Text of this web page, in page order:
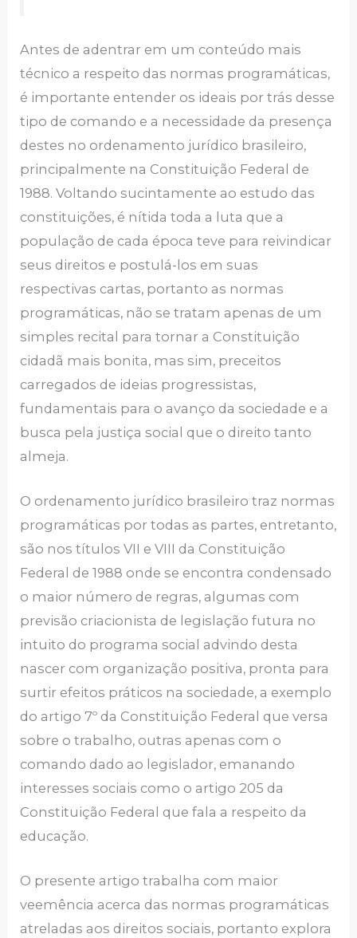
Antes de adentrar em um conteúdo mais
técnico a respeito das normas programáticas,
é importante entender os ideais por trás desse
tipo de comando e a necessidade da presença
destes no ordenamento jurídico brasileiro,
principalmente na Constituição Federal de
1988. Voltando sucintamente ao estudo das
constituições, é nítida toda a luta que a
população de cada época teve para reivindicar
seus direitos e postulá-los em suas
respectivas cartas, portanto as normas
programáticas, não se tratam apenas de um
simples recital para tornar a Constituição
cidadã mais bonita, mas sim, preceitos
carregados de ideias progressistas,
fundamentais para o avanço da sociedade e a
busca pela justiça social que o direito tanto
almeja.
O ordenamento jurídico brasileiro traz normas
programáticas por todas as partes, entretanto,
são nos títulos VII e VIII da Constituição
Federal de 1988 onde se encontra condensado
o maior número de regras, algumas com
previsão criacionista de legislação futura no
intuito do programa social advindo desta
nascer com organização positiva, pronta para
surtir efeitos práticos na sociedade, a exemplo
do artigo 7º da Constituição Federal que versa
sobre o trabalho, outras apenas com o
comando dado ao legislador, emanando
interesses sociais como o artigo 205 da
Constituição Federal que fala a respeito da
educação.
O presente artigo trabalha com maior
veemência acerca das normas programáticas
atreladas aos direitos sociais, portanto explora